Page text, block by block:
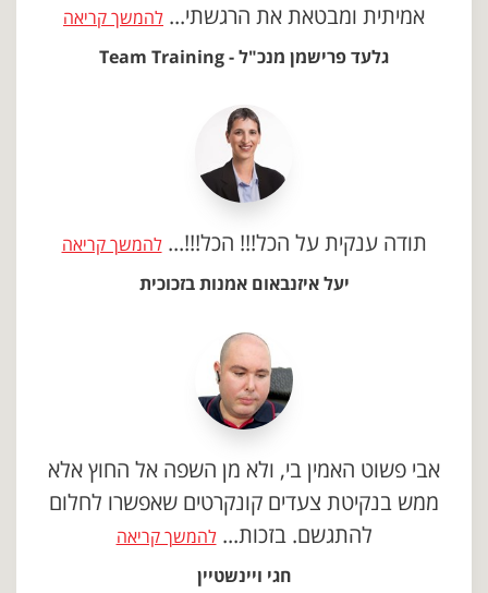
אמיתית ומבטאת את הרגשתי... להמשך קריאה
גלעד פרישמן מנכ"ל - Team Training
תודה ענקית על הכל!!! הכל!!!...להמשך קריאה
יעל איזנבאום אמנות בזכוכית
אבי פשוט האמין בי, ולא מן השפה אל החוץ אלא
ממש בנקיטת צעדים קונקרטים שאפשרו לחלום
להתגשם. בזכות...להמשך קריאה
חגי ויינשטיין